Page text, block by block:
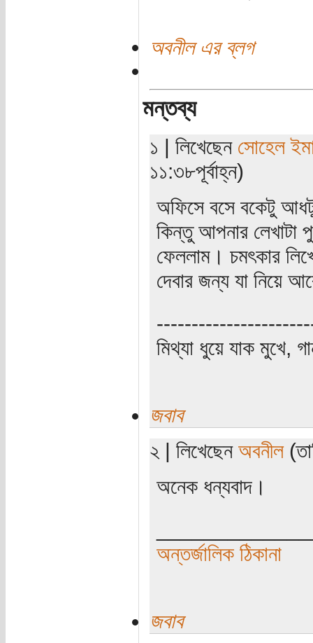
অবনীল এর ব্লগ
মন্তব্য
১ | লিখেছেন সোহেল
১১:৩৮পূর্বাহ্ন)
অফিসে বসে বকেটু
কিন্তু আপনার লেখাটা
ফেললাম। চমৎকার
দেবার জন্য যা নিয়ে
মিথ্যা ধুয়ে যাক মুখে,
জবাব
২ | লিখেছেন অবনীল
অনেক ধন্যবাদ।
অন্তর্জালিক ঠিকানা
জবাব